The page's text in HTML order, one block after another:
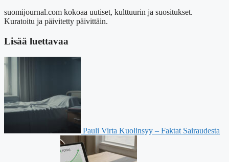
suomijournal.com kokoaa uutiset, kulttuurin ja suositukset.
Kuratoitu ja päivitetty päivittäin.
Lisää luettavaa
Pauli Virta Kuolinsyy – Faktat Sairaudesta